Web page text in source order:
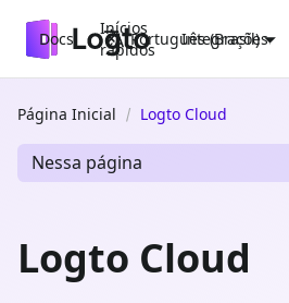
Docs
Inícios
rápidos
Integrações
Português (Brasil)
Página Inicial Logto Cloud
Nessa página
Logto Cloud